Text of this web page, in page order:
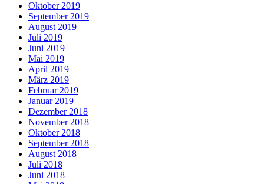
Oktober 2019
September 2019
August 2019
Juli 2019
Juni 2019
Mai 2019
April 2019
März 2019
Februar 2019
Januar 2019
Dezember 2018
November 2018
Oktober 2018
September 2018
August 2018
Juli 2018
Juni 2018